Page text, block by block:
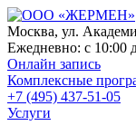
Москва, ул.
Ежедневно: с 10:00
Онлайн запись
Комплексные
+7 (495) 437-51-05
Услуги